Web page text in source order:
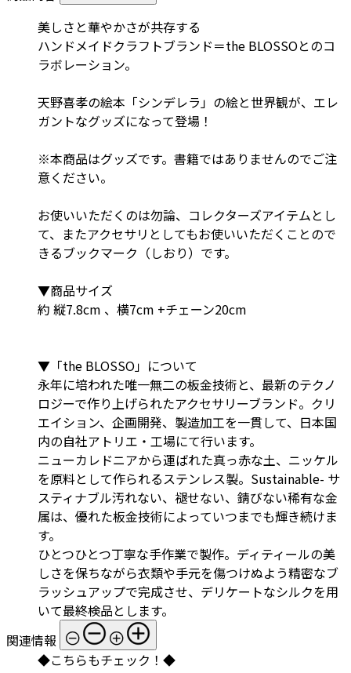
美しさと華やかさが共存する
ハンドメイドクラフトブランド＝the BLOSSOとのコ
ラボレーション。
天野喜孝の絵本「シンデレラ」の絵と世界観が、エレ
ガントなグッズになって登場！
※本商品はグッズです。書籍ではありませんのでご注
意ください。
お使いいただくのは勿論、コレクターズアイテムとし
て、またアクセサリとしてもお使いいただくことので
きるブックマーク（しおり）です。
▼商品サイズ
約 縦7.8cm 、横7cm +チェーン20cm
▼「the BLOSSO」について
永年に培われた唯一無二の板金技術と、最新のテクノ
ロジーで作り上げられたアクセサリーブランド。クリ
エイション、企画開発、製造加工を一貫して、日本国
内の自社アトリエ・工場にて行います。
ニューカレドニアから運ばれた真っ赤な土、ニッケル
を原料として作られるステンレス製。Sustainable- サ
スティナブル汚れない、褪せない、錆びない稀有な金
属は、優れた板金技術によっていつまでも輝き続けま
す。
ひとつひとつ丁寧な手作業で製作。ディティールの美
しさを保ちながら衣類や手元を傷つけぬよう精密なブ
ラッシュアップで完成させ、デリケートなシルクを用
いて最終検品とします。
関連情報
◆こちらもチェック！◆